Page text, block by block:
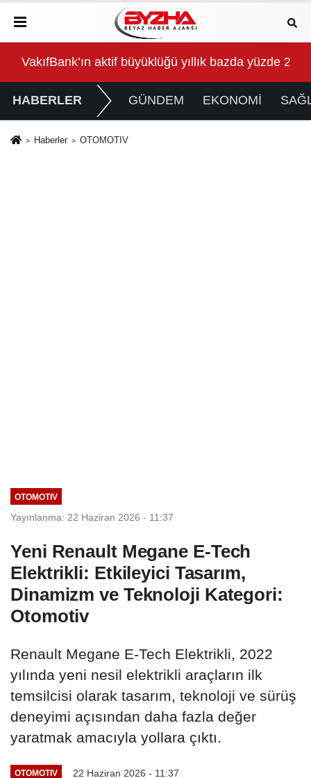
buluştu
VakıfBank’ın aktif büyüklüğü yıllık bazda yüzde 28
HABERLER GÜNDEM EKONOMİ
Haberler OTOMOTIV
OTOMOTIV
Yayınlanma: 22 Haziran 2026 - 11:37
Yeni Renault Megane E-Tech
Elektrikli: Etkileyici Tasarım,
Dinamizm ve Teknoloji Kategori:
Otomotiv
Renault Megane E-Tech Elektrikli, 2022
yılında yeni nesil elektrikli araçların ilk
temsilcisi olarak tasarım, teknoloji ve sürüş
deneyimi açısından daha fazla değer
yaratmak amacıyla yollara çıktı.
OTOMOTIV 22 Haziran 2026 - 11:37